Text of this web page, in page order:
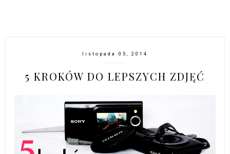
listopada 05, 2014
5 KROKÓW DO LEPSZYCH ZDJĘĆ